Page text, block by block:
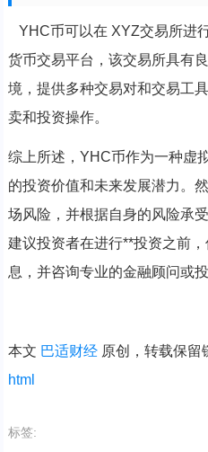
YHC币可以在 XYZ交易所进
货币交易平台，该交易所具有
境，提供多种交易对和交易工
卖和投资操作。
综上所述，YHC币作为一种虚
的投资价值和未来发展潜力。
场风险，并根据自身的风险承
建议投资者在进行**投资之前
息，并咨询专业的金融顾问或
本文 巴适财经原创，转载保留
html
标签: